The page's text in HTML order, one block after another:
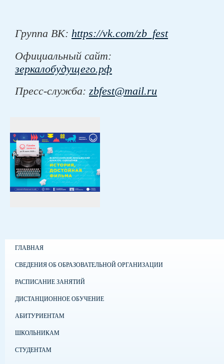
Группа ВК: https://vk.com/zb_fest
Официальный сайт:
зеркалобудущего.рф
Пресс-служба:zbfest@mail.ru
ГЛАВНАЯ
СВЕДЕНИЯ ОБ ОБРАЗОВАТЕЛЬНОЙ ОРГАНИЗАЦИИ
РАСПИСАНИЕ ЗАНЯТИЙ
ДИСТАНЦИОННОЕ ОБУЧЕНИЕ
АБИТУРИЕНТАМ
ШКОЛЬНИКАМ
СТУДЕНТАМ